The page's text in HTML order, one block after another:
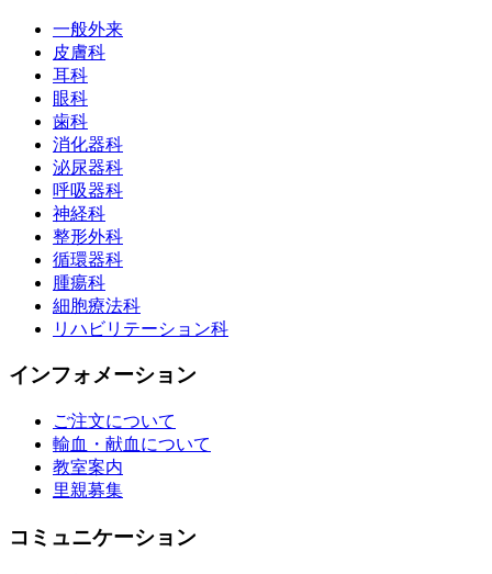
一般外来
皮膚科
耳科
眼科
歯科
消化器科
泌尿器科
呼吸器科
神経科
整形外科
循環器科
腫瘍科
細胞療法科
リハビリテーション科
インフォメーション
ご注文について
輸血・献血について
教室案内
里親募集
コミュニケーション